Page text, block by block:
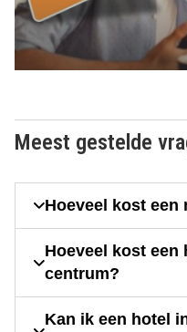
Meest gestelde
Hoeveel kost een
Hoeveel kost een
centrum?
Kan ik een hotel